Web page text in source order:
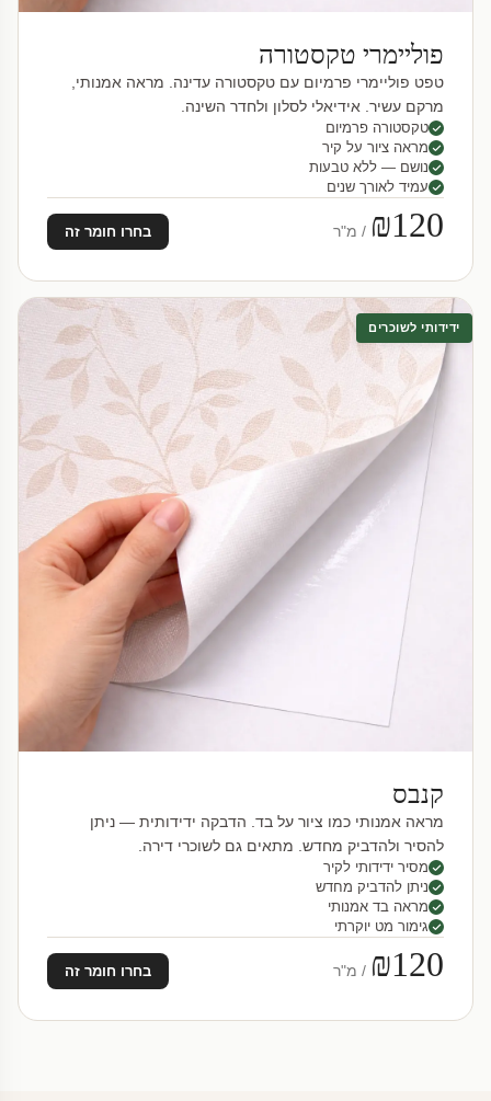
פוליימרי טקסטורה
טפט פוליימרי פרמיום עם טקסטורה עדינה. מראה אמנותי,
מרקם עשיר. אידיאלי לסלון ולחדר השינה.
טקסטורה פרמיום
מראה ציור על קיר
נושם — ללא טבעות
עמיד לאורך שנים
₪120 / מ"ר בחרו חומר זה
ידידותי לשוכרים
קנבס
מראה אמנותי כמו ציור על בד. הדבקה ידידותית — ניתן
להסיר ולהדביק מחדש. מתאים גם לשוכרי דירה.
מסיר ידידותי לקיר
ניתן להדביק מחדש
מראה בד אמנותי
גימור מט יוקרתי
₪120 / מ"ר בחרו חומר זה